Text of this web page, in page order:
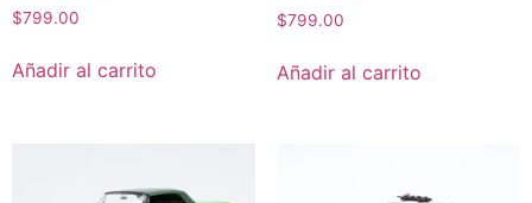
$799.00
Añadir al carrito
$799.00
Añadir al carrito